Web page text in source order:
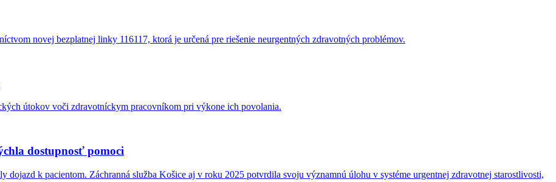
novej bezplatnej linky 116117, ktorá je určená pre riešenie neurgentných zdravotných problémov.
útokov voči zdravotníckym pracovníkom pri výkone ich povolania.
dostupnosť pomoci
k pacientom. Záchranná služba Košice aj v roku 2025 potvrdila svoju významnú úlohu v systéme urgentnej zdravotnej starostlivosti,